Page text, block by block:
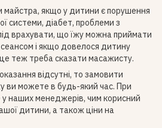
майстра, якщо у дитини є порушення
системи, діабет, проблеми з
врахувати, що їжу можна приймати
і якщо довелося дитину
теж треба сказати масажисту.
відсутні, то замовити
ви можете в будь-який час. При
у наших менеджерів, чим корисний
дитини, а також ціни на